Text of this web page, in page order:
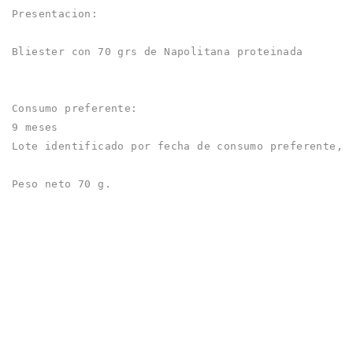
Presentacion:
Bliester con 70 grs de Napolitana proteinada
Consumo preferente:
9 meses
Lote identificado por fecha de consumo preferente,
Peso neto 70 g.